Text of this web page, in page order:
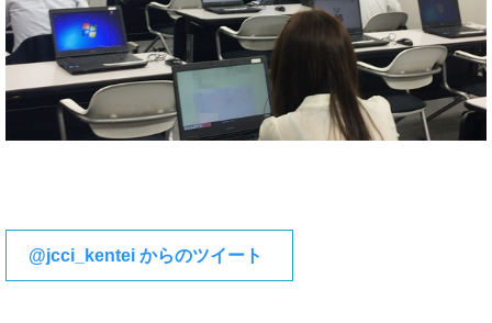
@jcci_kentei からのツイート